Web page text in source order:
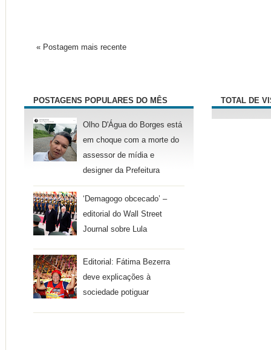
« Postagem mais recente
POSTAGENS POPULARES DO MÊS
Olho D'Água do Borges está
em choque com a morte do
assessor de mídia e
designer da Prefeitura
‘Demagogo obcecado’ –
editorial do Wall Street
Journal sobre Lula
Editorial: Fátima Bezerra
deve explicações à
sociedade potiguar
TOTAL DE